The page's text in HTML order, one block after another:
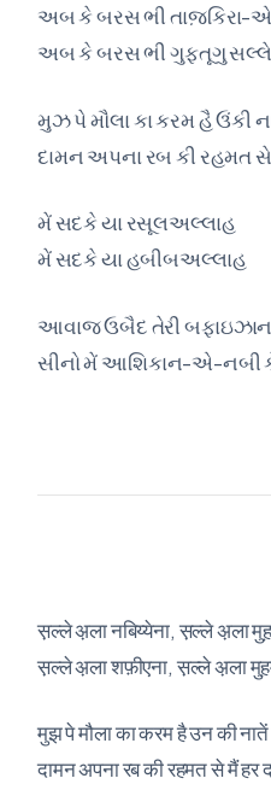
અબ કે બરસ ભી તાજ઼કિરા-
અબ કે બરસ ભી ગુફ્તૂગુ
મુઝ પે મૌલા કા કરમ હૈ ઉંકી
દામન અપના રબ કી રહમત
મેં સદકે યા રસૂલઅલ્લાહ
મેં સદકે યા હબીબઅલ્લાહ
આવાજ ઉબૈદ તેરી
સીનો મેં આશિકાન-એ-નબી
स़ल्ले अ़ला नबिय्येना, स़ल्ले अ़ला
स़ल्ले अ़ला शफ़ीएना, स़ल्ले अ़ला
मुझ पे मौला का करम है उन की नातें
दामन अपना रब की रहमत से मैं हर